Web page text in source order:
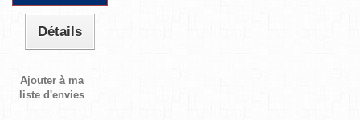
Détails
Ajouter à ma
liste d'envies